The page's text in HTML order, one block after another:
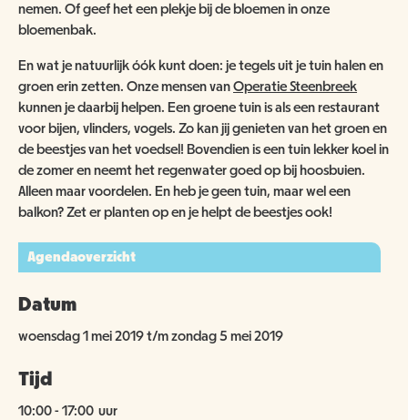
nemen. Of geef het een plekje bij de bloemen in onze
bloemenbak.
En wat je natuurlijk óók kunt doen: je tegels uit je tuin halen en
groen erin zetten. Onze mensen vanOperatie Steenbreek
kunnen je daarbij helpen. Een groene tuin is als een restaurant
voor bijen, vlinders, vogels. Zo kan jij genieten van het groen en
de beestjes van het voedsel! Bovendien is een tuin lekker koel in
de zomer en neemt het regenwater goed op bij hoosbuien.
Alleen maar voordelen. En heb je geen tuin, maar wel een
balkon? Zet er planten op en je helpt de beestjes ook!
Agendaoverzicht
Datum
woensdag 1 mei 2019 t/m zondag 5 mei 2019
Tijd
10:00- 17:00 uur